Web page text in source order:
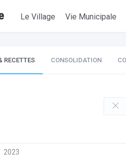
Le Village Vie Municipale
RECETTES CONSOLIDATION